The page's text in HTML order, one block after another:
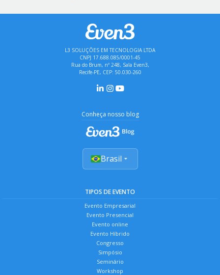
L3 SOLUÇÕES EM TECNOLOGIA LTDA
CNPJ 17.688.085/0001-45
Rua do Brum, nº 248, Sala Even3,
Recife-PE, CEP: 50.030-260
Conheça nosso blog
Brasil
TIPOS DE EVENTO
Evento Empresarial
Evento Presencial
Evento online
Evento Híbrido
Congresso
Simpósio
Seminário
Workshop